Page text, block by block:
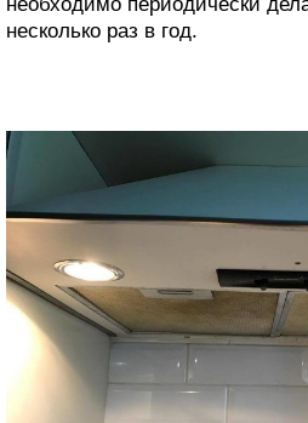
необходимо периодически
несколько раз в год.